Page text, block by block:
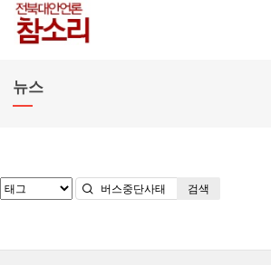
뉴스
검색